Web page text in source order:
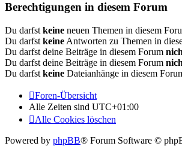
Berechtigungen in diesem Forum
Du darfst keine neuen Themen in diesem
Du darfst keine Antworten zu Themen in
Du darfst deine Beiträge in diesem Forum
Du darfst deine Beiträge in diesem Forum
Du darfst keine Dateianhänge in diesem
Foren-Übersicht
Alle Zeiten sind UTC+01:00
Alle Cookies löschen
Powered by phpBB® Forum Software ©